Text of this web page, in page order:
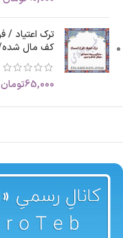
ترک اعتیاد /
کف مال
65,000تومان